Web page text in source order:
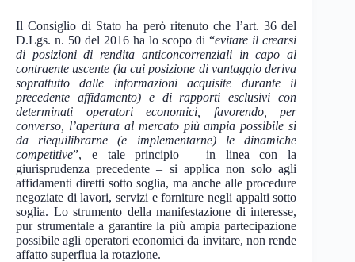
Il Consiglio di Stato ha però ritenuto che l’art. 36 del
D.Lgs. n. 50 del 2016 ha lo scopo di “evitare il crearsi
di posizioni di rendita anticoncorrenziali in capo al
contraente uscente (la cui posizione di vantaggio deriva
soprattutto dalle informazioni acquisite durante il
precedente affidamento) e di rapporti esclusivi con
determinati operatori economici, favorendo, per
converso, l’apertura al mercato più ampia possibile sì
da riequilibrarne (e implementarne) le dinamiche
competitive”, e tale principio – in linea con la
giurisprudenza precedente – si applica non solo agli
affidamenti diretti sotto soglia, ma anche alle procedure
negoziate di lavori, servizi e forniture negli appalti sotto
soglia. Lo strumento della manifestazione di interesse,
pur strumentale a garantire la più ampia partecipazione
possibile agli operatori economici da invitare, non rende
affatto superflua la rotazione.